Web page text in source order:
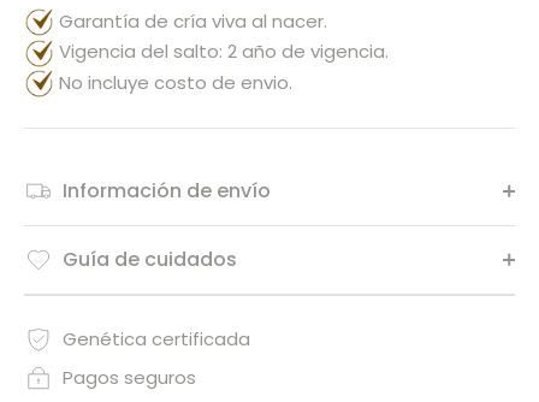
Garantía de cría viva al nacer.
Vigencia del salto: 2 año de vigencia.
No incluye costo de envio.
Información de envío
Guía de cuidados
Genética certificada
Pagos seguros